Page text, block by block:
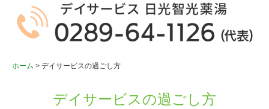
智光薬湯
智光薬湯あかり
智光薬湯さくら
智光のパワーリハビリ
ホーム デイサービスの過ごし方
デイサービスの過ごし方